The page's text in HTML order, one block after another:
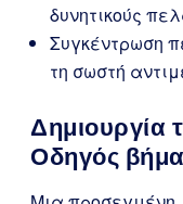
δυνητικούς
Συγκέντρωση
τη σωστή
Δημιουργία
Οδηγός